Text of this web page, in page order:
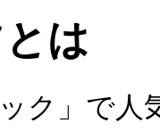
は
ク」で人